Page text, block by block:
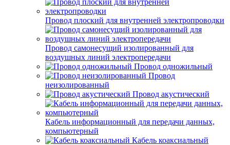
Провод плоский для внутренней электропроводки
Провод самонесущий изолированный для
воздушных линий электропередачи
Провод одножильный
Провод
неизолированный
Провод акустический
Кабель информационный для передачи данных,
компьютерный
Кабель коаксиальный